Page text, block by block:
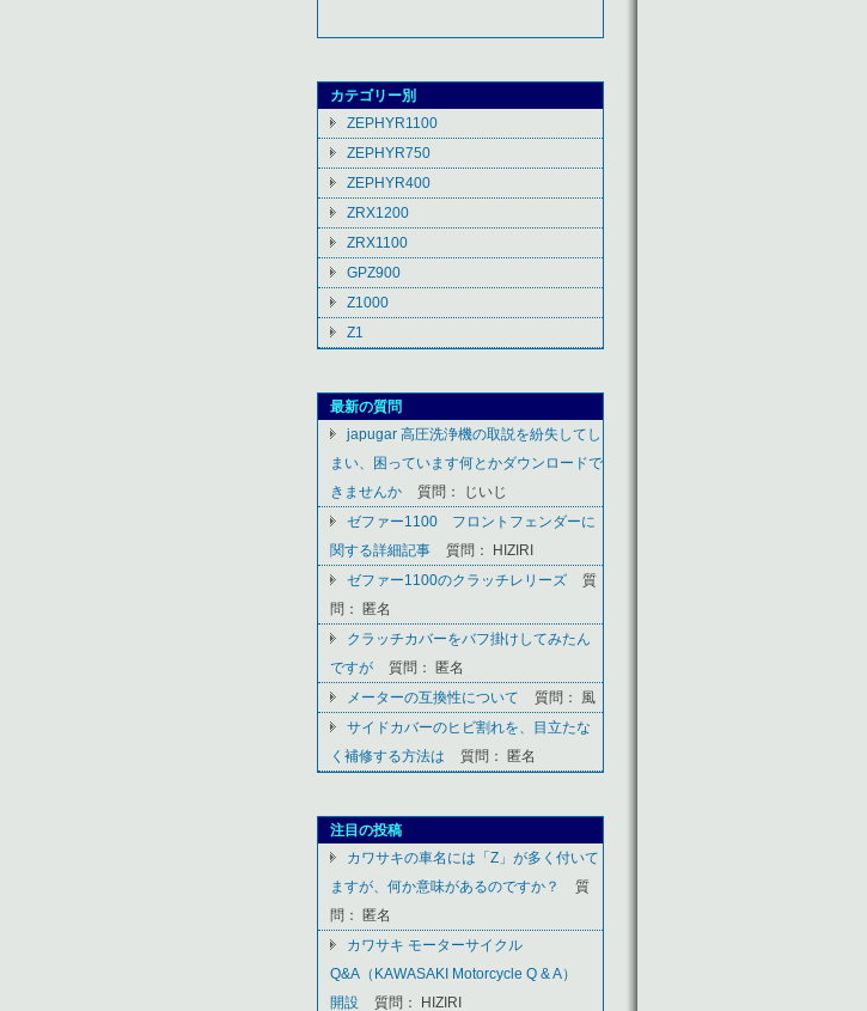
カテゴリー別
ZEPHYR1100
ZEPHYR750
ZEPHYR400
ZRX1200
ZRX1100
GPZ900
Z1000
Z1
最新の質問
japugar 高圧洗浄機の取説を紛失してし
まい、困っています何とかダウンロードで
きませんか
質問： じいじ
ゼファー1100 フロントフェンダーに
関する詳細記事
質問： HIZIRI
ゼファー1100のクラッチレリーズ
質
問： 匿名
クラッチカバーをバフ掛けしてみたん
ですが
質問： 匿名
メーターの互換性について
質問： 風
サイドカバーのヒビ割れを、目立たな
く補修する方法は
質問： 匿名
注目の投稿
カワサキの車名には「Z」が多く付いて
ますが、何か意味があるのですか？
質
問： 匿名
カワサキ モーターサイクル
Q&A（KAWASAKI Motorcycle Q & A）
開設
質問： HIZIRI